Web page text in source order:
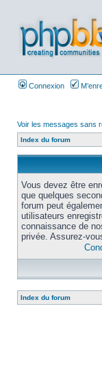
Connexion
Voir les messages sans
Index du forum
Vous devez être
que quelques
forum peut
utilisateurs
connaissance de
privée. Assurez-
Index du forum